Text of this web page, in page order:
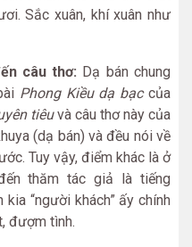
Sắc xuân, khí xuân như
câu thơ: Dạ bán chung
Phong Kiều dạ bạccủa
tiêuvà câu thơ này của
(dạ bán) và đều nói về
Tuy vậy, điểm khác là ở
thăm tác giả là tiếng
kia “người khách” ấy chính
đượm tình.